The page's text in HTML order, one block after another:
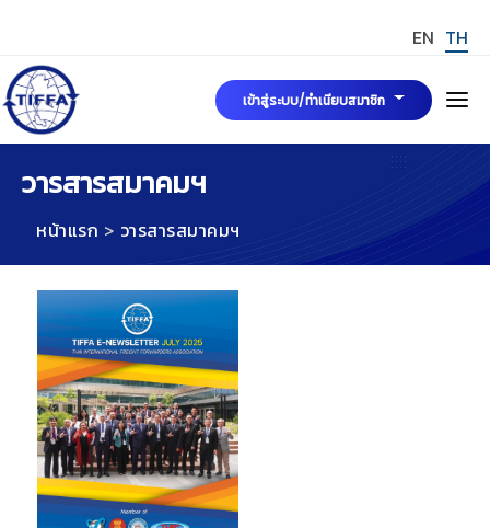
EN TH
หน้าแรก
เกี่ยวกับเรา
คณะกรรมการบริหารสมาคมฯ
ข่าวสารและกิจกรรม
มาตรฐาน TIFFA Mark
การขอรับรองมาตรฐาน TIFFA MARK
TIFFA MARK
สมัครสมาชิกสมาคมฯ
กฎระเบียบ พระราชบัญญัติและบทความที่เกี่ยวข้อง
เข้าสู่ระบบ/ทำเนียบสมาชิก
วารสารสมาคมฯ
หน้าแรก วารสารสมาคมฯ